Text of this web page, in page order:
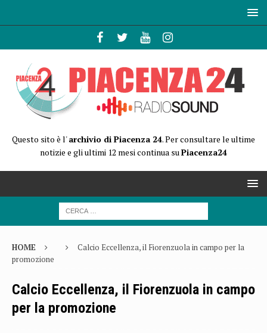
Questo sito è l'archivio di Piacenza 24. Per consultare le ultime
notizie e gli ultimi 12 mesi continua suPiacenza24
HOME
Calcio Eccellenza, il Fiorenzuola in campo per la
promozione
Calcio Eccellenza, il Fiorenzuola in campo
per la promozione